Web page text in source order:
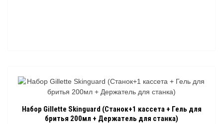
Набор Gillette Skinguard (Станок+1 кассета + Гель для
бритья 200мл + Держатель для станка)